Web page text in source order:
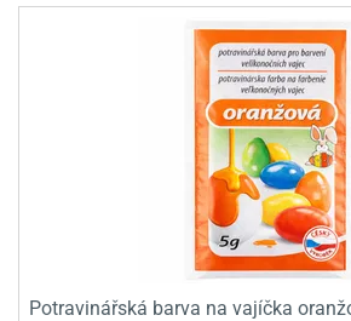
Potravinářská barva na vajíčka